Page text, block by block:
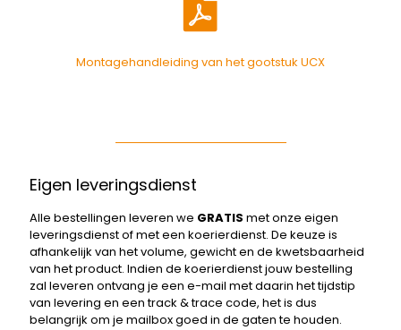
Montagehandleiding van het gootstuk UCX
Eigen leveringsdienst
Alle bestellingen leveren we GRATIS met onze eigen
leveringsdienst of met een koerierdienst. De keuze is
afhankelijk van het volume, gewicht en de kwetsbaarheid
van het product. Indien de koerierdienst jouw bestelling
zal leveren ontvang je een e-mail met daarin het tijdstip
van levering en een track & trace code, het is dus
belangrijk om je mailbox goed in de gaten te houden.